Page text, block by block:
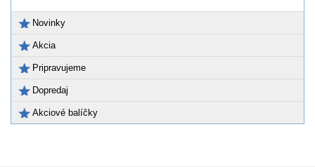
Novinky
Akcia
Pripravujeme
Dopredaj
Akciové balíčky